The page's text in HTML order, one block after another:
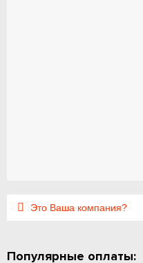
Это Ваша компания?
Популярные оплаты: